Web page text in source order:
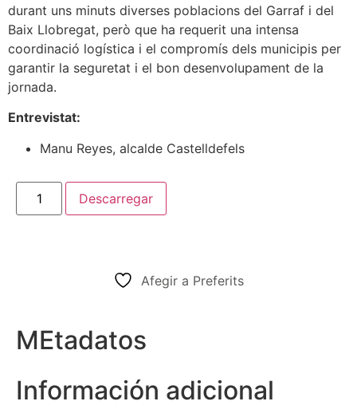
durant uns minuts diverses poblacions del Garraf i del
Baix Llobregat, però que ha requerit una intensa
coordinació logística i el compromís dels municipis per
garantir la seguretat i el bon desenvolupament de la
jornada.
Entrevistat:
Manu Reyes, alcalde Castelldefels
Descarregar
Afegir a Preferits
MEtadatos
Información adicional